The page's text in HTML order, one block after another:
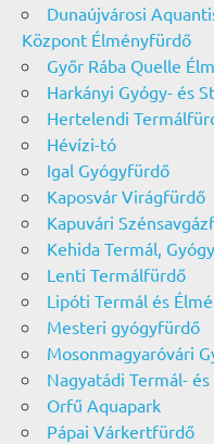
Dunaújvárosi
Központ Élményfürdő
Győr Rába Quelle
Harkányi Gyógy- és
Hertelendi
Hévízi-tó
Igal Gyógyfürdő
Kaposvár Virágfürdő
Kapuvári
Kehida Termál,
Lenti Termálfürdő
Lipóti Termál és
Mesteri gyógyfürdő
Mosonmagyaróvári
Nagyatádi Termál-
Orfű Aquapark
Pápai Várkertfürdő